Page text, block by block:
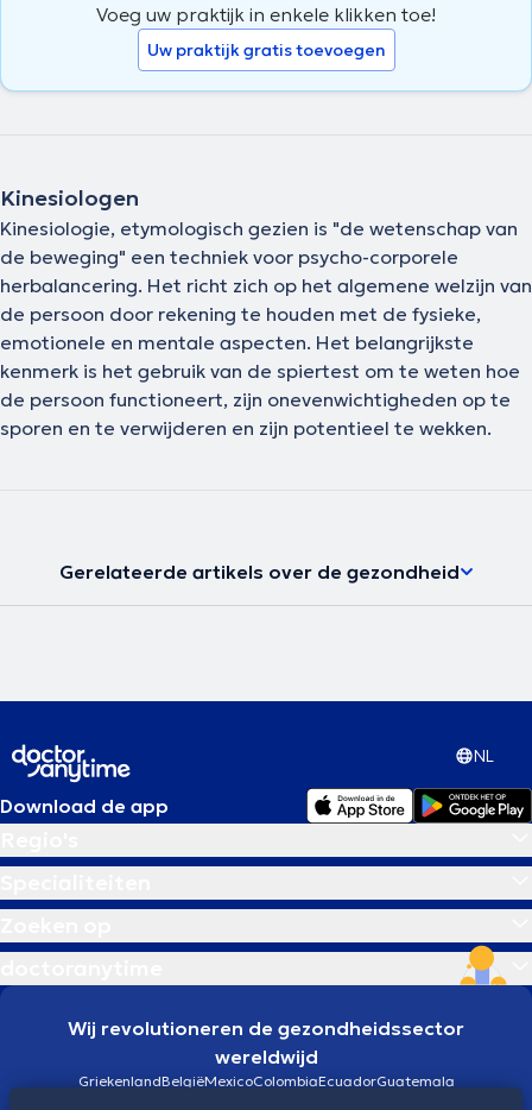
Voeg uw praktijk in enkele klikken toe!
Uw praktijk gratis toevoegen
Kinesiologen
Kinesiologie, etymologisch gezien is "de wetenschap van
de beweging" een techniek voor psycho-corporele
herbalancering. Het richt zich op het algemene welzijn van
de persoon door rekening te houden met de fysieke,
emotionele en mentale aspecten. Het belangrijkste
kenmerk is het gebruik van de spiertest om te weten hoe
de persoon functioneert, zijn onevenwichtigheden op te
sporen en te verwijderen en zijn potentieel te wekken.
Gerelateerde artikels over de gezondheid
NL
Download de app
Wij revolutioneren de gezondheidssector
wereldwijd
GriekenlandBelgiëMexicoColombiaEcuadorGuatemala